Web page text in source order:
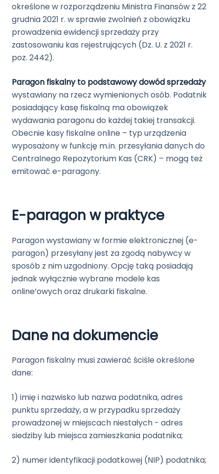
określone w rozporządzeniu Ministra Finansów z 22
grudnia 2021 r. w sprawie zwolnień z obowiązku
prowadzenia ewidencji sprzedaży przy
zastosowaniu kas rejestrujących (Dz. U. z 2021 r.
poz. 2442).
Paragon fiskalny to podstawowy dowód sprzedaży
wystawiany na rzecz wymienionych osób. Podatnik
posiadający kasę fiskalną ma obowiązek
wydawania paragonu do każdej takiej transakcji.
Obecnie kasy fiskalne online – typ urządzenia
wyposażony w funkcję m.in. przesyłania danych do
Centralnego Repozytorium Kas (CRK) – mogą też
emitować e-paragony.
E-paragon w praktyce
Paragon wystawiany w formie elektronicznej (e-
paragon) przesyłany jest za zgodą nabywcy w
sposób z nim uzgodniony. Opcję taką posiadają
jednak wyłącznie wybrane modele kas
online’owych oraz drukarki fiskalne.
Dane na dokumencie
Paragon fiskalny musi zawierać ściśle określone
dane:
1) imię i nazwisko lub nazwa podatnika, adres
punktu sprzedaży, a w przypadku sprzedaży
prowadzonej w miejscach niestałych - adres
siedziby lub miejsca zamieszkania podatnika;
2) numer identyfikacji podatkowej (NIP) podatnika;